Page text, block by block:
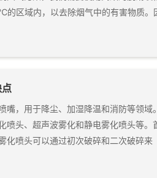
区域内，以去除烟气中的有害物质。
嘴，用于降尘、加湿降温和消防等领
喷头、超声波雾化和静电雾化喷头等
化喷头可以通过初次破碎和二次破碎来